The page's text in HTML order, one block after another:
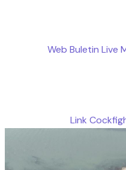
Web Buletin Live
Link